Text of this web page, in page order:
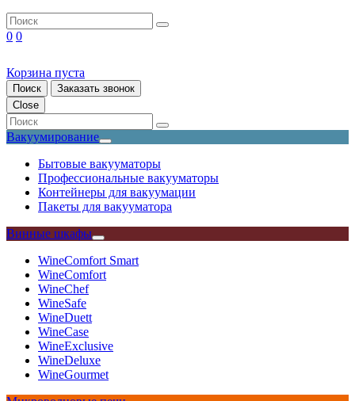
0 0
Корзина пуста
Поиск
Заказать звонок
Close
Вакуумирование
Бытовые вакууматоры
Профессиональные вакууматоры
Контейнеры для вакуумации
Пакеты для вакууматора
Винные шкафы
WineComfort Smart
WineComfort
WineChef
WineSafe
WineDuett
WineCase
WineExclusive
WineDeluxe
WineGourmet